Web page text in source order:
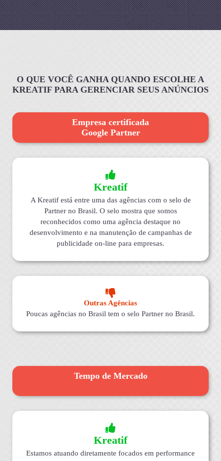
O QUE VOCÊ GANHA QUANDO ESCOLHE A
KREATIF PARA GERENCIAR SEUS ANÚNCIOS
Empresa certificada
Google Partner
Kreatif
A Kreatif está entre uma das agências com o selo de
Partner no Brasil. O selo mostra que somos
reconhecidos como uma agência destaque no
desenvolvimento e na manutenção de campanhas de
publicidade on-line para empresas.
Outras Agências
Poucas agências no Brasil tem o selo Partner no Brasil.
Tempo de Mercado
Kreatif
Estamos atuando diretamente focados em performance